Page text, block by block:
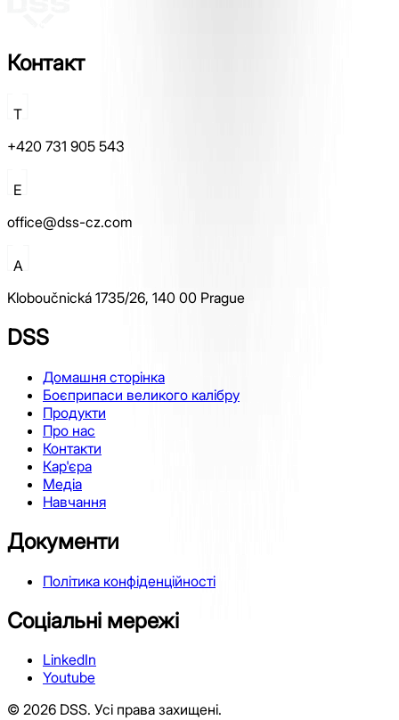
Контакт
T
+420 731 905 543
E
office@dss-cz.com
A
Kloboučnická 1735/26, 140 00 Prague
DSS
Домашня сторінка
Боєприпаси великого калібру
Продукти
Про нас
Контакти
Кар'єра
Медіа
Навчання
Документи
Політика конфіденційності
Соціальні мережі
LinkedIn
Youtube
© 2026 DSS. Усі права захищені.